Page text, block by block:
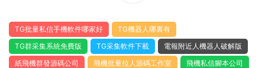
TG批量私信手機軟件哪家好
TG機器人哪裏有
TG群采集系統免費版
TG采集軟件下載
電報附近人機器人破解版
紙飛機群發源碼公司
飛機批量拉人源碼工作室
飛機私信腳本公司